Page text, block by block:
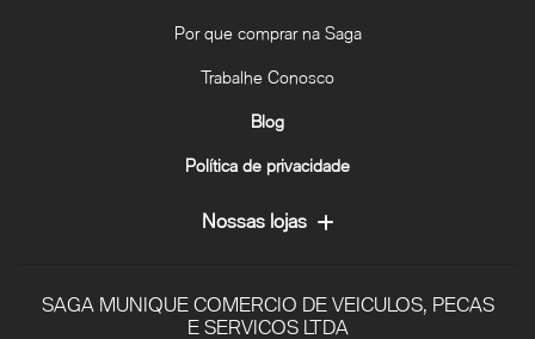
Por que comprar na Saga
Trabalhe Conosco
Blog
Política de privacidade
Nossas lojas
SAGA MUNIQUE COMERCIO DE VEICULOS, PECAS
E SERVICOS LTDA